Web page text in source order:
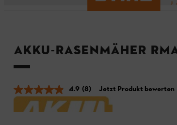
Akku-Rasenmäher
4.9 (8) Jetzt Produkt bewerten